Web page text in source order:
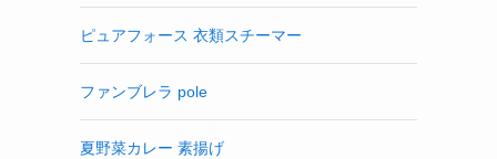
ピュアフォース 衣類スチーマー
ファンブレラ pole
夏野菜カレー 素揚げ